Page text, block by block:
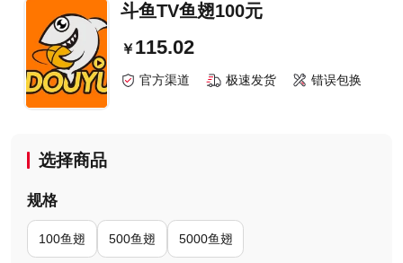
斗鱼TV鱼翅100元
￥115.02
官方渠道 极速发货 错误包换
选择商品
规格
100鱼翅 500鱼翅 5000鱼翅